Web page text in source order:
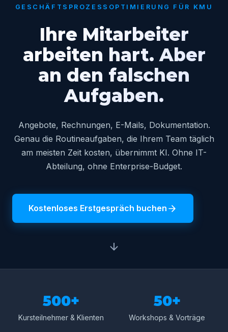
GESCHÄFTSPROZESSOPTIMIERUNG FÜR KMU
Ihre Mitarbeiter
arbeiten hart. Aber
an den falschen
Aufgaben.
Angebote, Rechnungen, E-Mails, Dokumentation.
Genau die Routineaufgaben, die Ihrem Team täglich
am meisten Zeit kosten, übernimmt KI. Ohne IT-
Abteilung, ohne Enterprise-Budget.
Kostenloses Erstgespräch buchen
500+
Kursteilnehmer & Klienten
50+
Workshops & Vorträge